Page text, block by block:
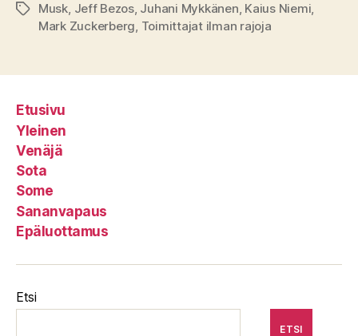
Avainsanat
Musk, Jeff Bezos, Juhani Mykkänen, Kaius Niemi,
Mark Zuckerberg, Toimittajat ilman rajoja
Etusivu
Yleinen
Venäjä
Sota
Some
Sananvapaus
Epäluottamus
Etsi
ETSI